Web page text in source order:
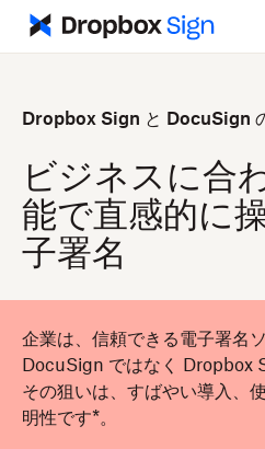
Dropbox Sign と DocuSign
ビジネスに合
能で直感的に
子署名
企業は、信頼できる電子署名
DocuSign ではなく Dropbox
その狙いは、すばやい導入、
明性です*。